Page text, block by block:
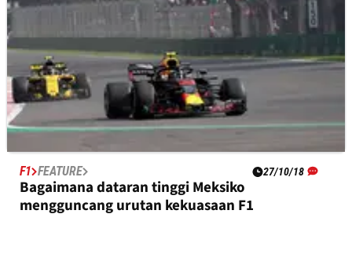
F1 FEATURE 27/10/18
Bagaimana dataran tinggi Meksiko
mengguncang urutan kekuasaan F1